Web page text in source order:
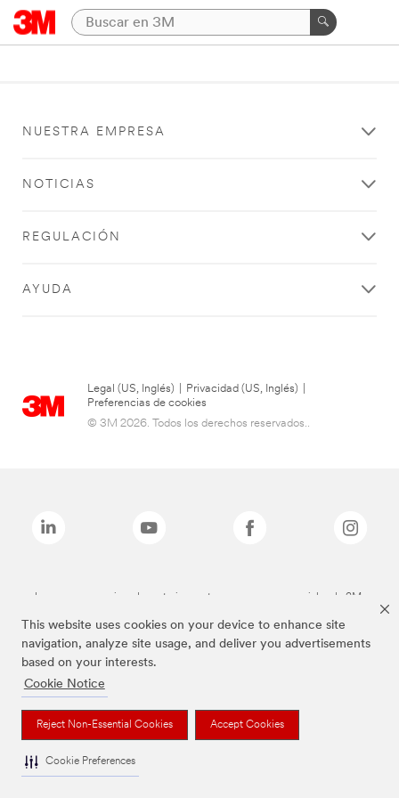
This website uses cookies on your device to enhance site
navigation, analyze site usage, and deliver you advertisements
based on your interests.
Cookie Notice
Reject Non-Essential Cookies Accept Cookies
Cookie Preferences
NUESTRA EMPRESA
NOTICIAS
REGULACIÓN
AYUDA
Legal (US, Inglés) Privacidad (US, Inglés)
Preferencias de cookies
© 3M 2026. Todos los derechos reservados..
Las marcas mencionadas anteriormente son marcas comerciales de 3M.